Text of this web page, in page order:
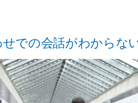
での会話がわからな